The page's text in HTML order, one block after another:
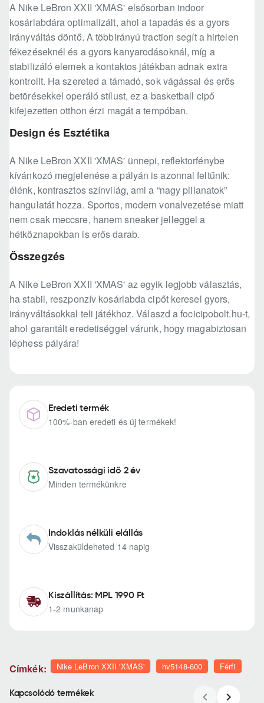
A Nike LeBron XXII 'XMAS' elsősorban indoor
kosárlabdára optimalizált, ahol a tapadás és a gyors
irányváltás döntő. A többirányú traction segít a hirtelen
fékezéseknél és a gyors kanyarodásoknál, míg a
stabilizáló elemek a kontaktos játékban adnak extra
kontrollt. Ha szereted a támadó, sok vágással és erős
betörésekkel operáló stílust, ez a basketball cipő
kifejezetten otthon érzi magát a tempóban.
Design és Esztétika
A Nike LeBron XXII 'XMAS' ünnepi, reflektorfénybe
kívánkozó megjelenése a pályán is azonnal feltűnik:
élénk, kontrasztos színvilág, ami a “nagy pillanatok”
hangulatát hozza. Sportos, modern vonalvezetése miatt
nem csak meccsre, hanem sneaker jelleggel a
hétköznapokban is erős darab.
Összegzés
A Nike LeBron XXII 'XMAS' az egyik legjobb választás,
ha stabil, reszponzív kosárlabda cipőt keresel gyors,
irányváltásokkal teli játékhoz. Válaszd a focicipobolt.hu-t,
ahol garantált eredetiséggel várunk, hogy magabiztosan
léphess pályára!
Eredeti termék
100%-ban eredeti és új termékek!
Szavatossági idő 2 év
Minden termékünkre
Indoklás nélküli elállás
Visszaküldeheted 14 napig
Kiszállítás: MPL 1990 Ft
1-2 munkanap
Címkék: Nike LeBron XXII 'XMAS' hv5148-600 Férfi
Kapcsolódó termékek